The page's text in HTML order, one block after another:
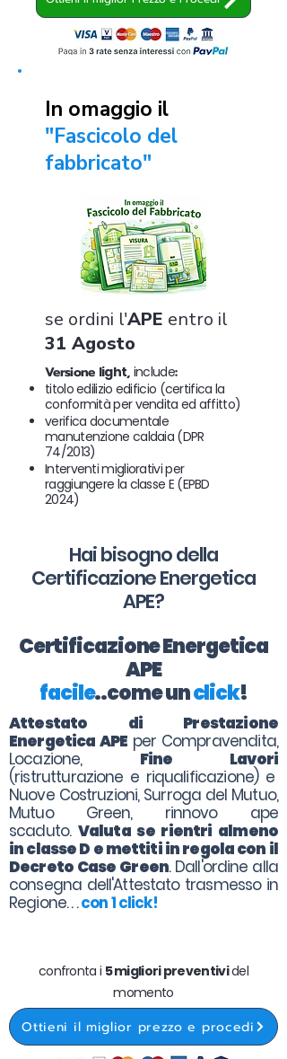
In omaggio il
"Fascicolo del
fabbricato"
se ordini l'APE entro il
31 Agosto
Versione light, include:
titolo edilizio edificio (certifica la
conformità per vendita ed affitto)
verifica documentale
manutenzione caldaia (DPR
74/2013)
Interventi migliorativi per
raggiungere la classe E (EPBD
2024)
Hai bisogno della
Certificazione Energetica
APE?
Certificazione Energetica
APE
facile..come unclick!
Attestato di Prestazione
Energetica APE per Compravendita,
Locazione, Fine Lavori
(ristrutturazione e riqualificazione) e
Nuove Costruzioni, Surroga del Mutuo,
Mutuo Green, rinnovo ape
scaduto. Valuta se rientri almeno
in classe D e mettiti in regola con il
Decreto Case Green. Dall'ordine alla
consegna dell'Attestato trasmesso in
Regione. . .con 1 click!
confronta i 5 migliori preventividel
momento
Ottieni il miglior prezzo e procedi